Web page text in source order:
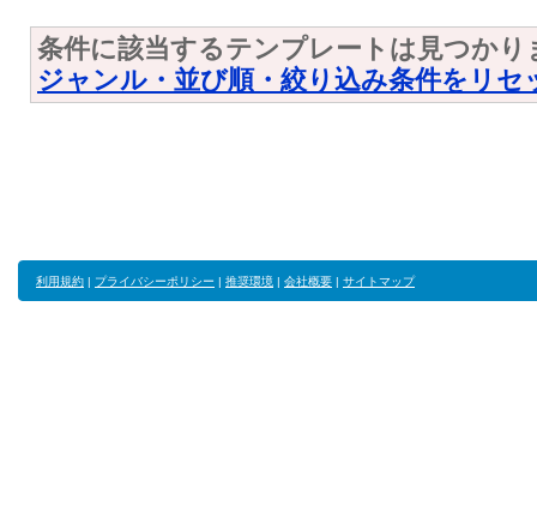
条件に該当するテンプレートは見つかり
ジャンル・並び順・絞り込み条件をリセ
利用規約 | プライバシーポリシー | 推奨環境 | 会社概要 | サイトマップ